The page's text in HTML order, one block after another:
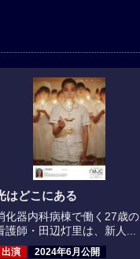
はどこにある
化器内科病棟で働く27歳の
護師・田辺灯里は、新人...
出演 2024年6月公開